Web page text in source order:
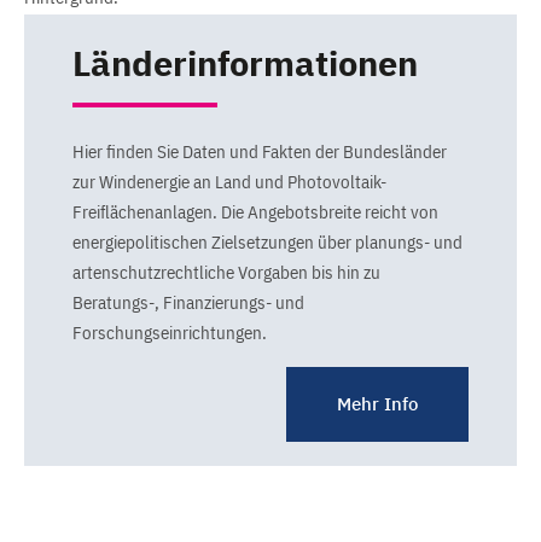
Länderinformationen
Hier finden Sie Daten und Fakten der Bundesländer
zur Windenergie an Land und Photovoltaik-
Freiflächenanlagen. Die Angebotsbreite reicht von
energiepolitischen Zielsetzungen über planungs- und
artenschutzrechtliche Vorgaben bis hin zu
Beratungs-, Finanzierungs- und
Forschungseinrichtungen.
Mehr Info